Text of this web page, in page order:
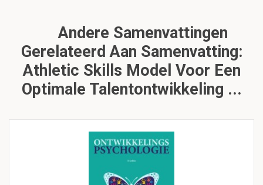
Andere Samenvattingen
Gerelateerd Aan Samenvatting:
Athletic Skills Model Voor Een
Optimale Talentontwikkeling ...